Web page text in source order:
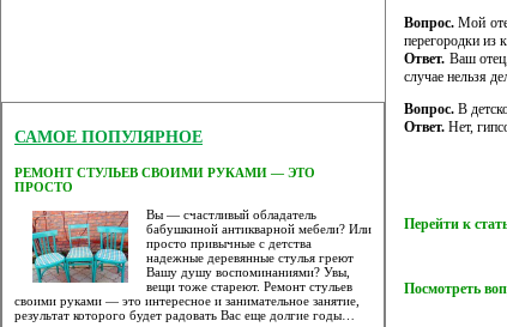
САМОЕ ПОПУЛЯРНОЕ
РЕМОНТ СТУЛЬЕВ СВОИМИ РУКАМИ — ЭТО
ПРОСТО
Вы — счастливый обладатель
бабушкиной антикварной мебели? Или
просто привычные с детства
надежные деревянные стулья греют
Вашу душу воспоминаниями? Увы,
вещи тоже стареют. Ремонт стульев
своими руками — это интересное и занимательное занятие,
результат которого будет радовать Вас еще долгие годы…
Вопрос. Мой
перегородки из
Ответ. Ваш
случае нельзя
Вопрос. В
Ответ. Нет,
Перейти к
Посмотреть